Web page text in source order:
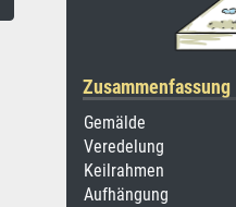
Zusammenfassung
Gemälde
Veredelung
Keilrahmen
Aufhängung